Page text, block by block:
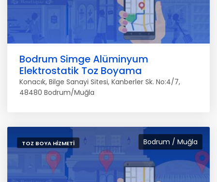
Bodrum Simge Alüminyum
Elektrostatik Toz Boyama
Konacık, Bilge Sanayi Sitesi, Kanberler Sk. No:4/7,
48480 Bodrum/Muğla
Bodrum / Muğla
TOZ BOYA HIZMETI